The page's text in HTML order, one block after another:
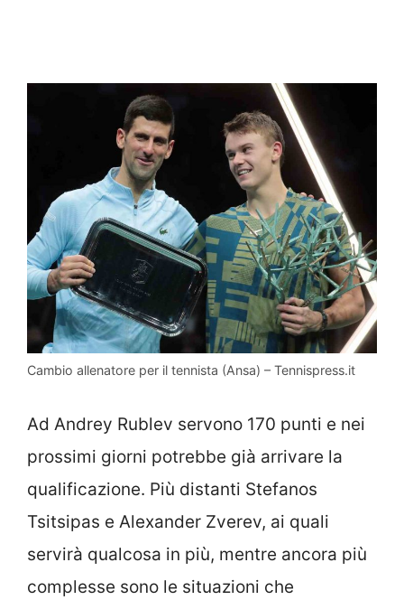
Cambio allenatore per il tennista (Ansa) – Tennispress.it
Ad Andrey Rublev servono 170 punti e nei
prossimi giorni potrebbe già arrivare la
qualificazione. Più distanti Stefanos
Tsitsipas e Alexander Zverev, ai quali
servirà qualcosa in più, mentre ancora più
complesse sono le situazioni che